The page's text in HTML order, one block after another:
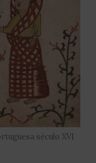
século XVI